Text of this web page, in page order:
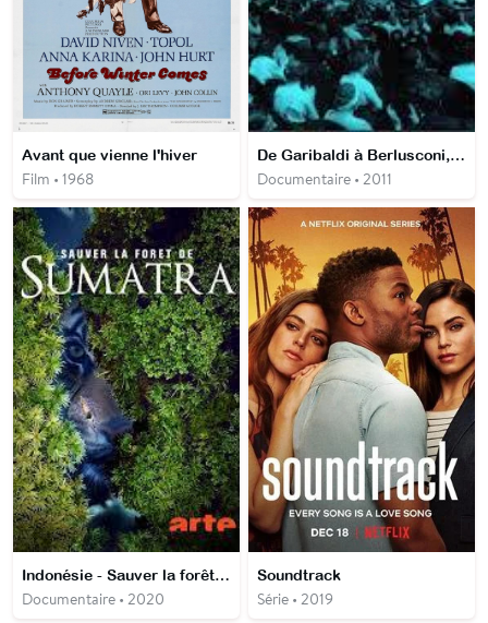
Avant que vienne l'hiver
Film • 1968
De Garibaldi à Berlusconi, 150 ans d'histoire de l'Italie
Documentaire • 2011
Indonésie - Sauver la forêt de Sumatra
Documentaire • 2020
Soundtrack
Série • 2019